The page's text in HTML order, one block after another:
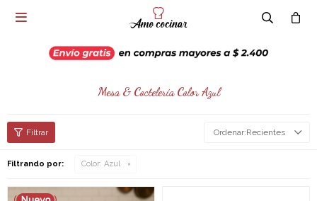

Mesa & Coctelería Color Azul
Recientes
Filtrando por: Color: Azul